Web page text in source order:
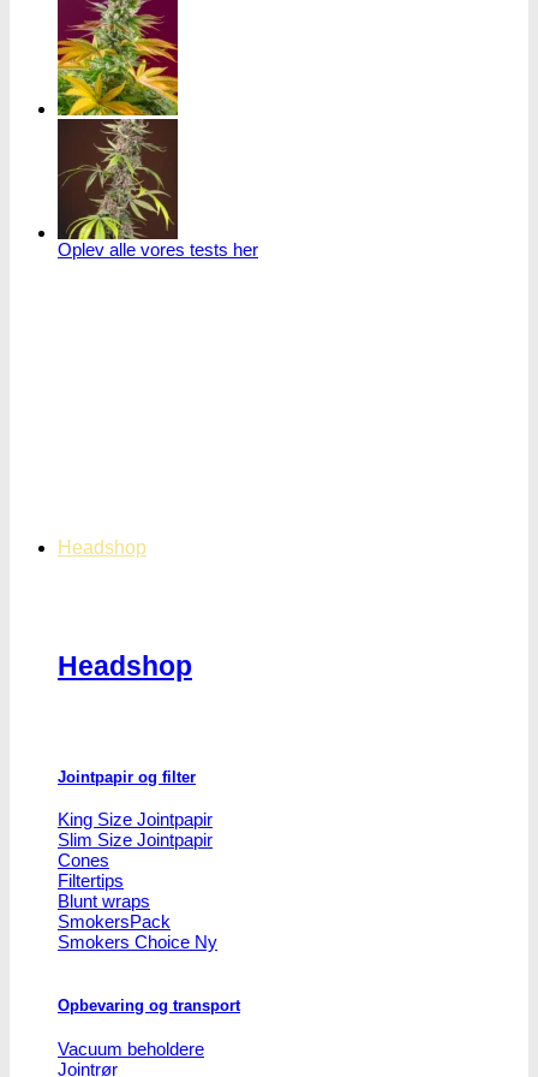
Oplev alle vores tests her
Headshop
Headshop
Jointpapir og filter
King Size Jointpapir
Slim Size Jointpapir
Cones
Filtertips
Blunt wraps
SmokersPack
Smokers Choice
Opbevaring og transport
Vacuum beholdere
Jointrør